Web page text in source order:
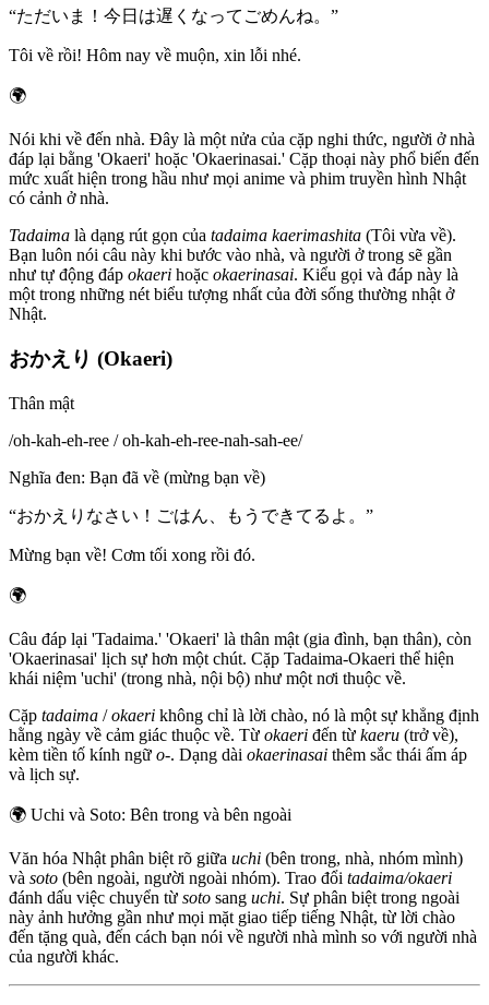
“ただいま！今日は遅くなってごめんね。 ”
Tôi về rồi! Hôm nay về muộn, xin lỗi nhé.
🌍
Nói khi về đến nhà. Đây là một nửa của cặp nghi thức, người ở nhà
đáp lại bằng 'Okaeri' hoặc 'Okaerinasai.' Cặp thoại này phổ biến đến
mức xuất hiện trong hầu như mọi anime và phim truyền hình Nhật
có cảnh ở nhà.
Tadaima là dạng rút gọn của tadaima kaerimashita (Tôi vừa về).
Bạn luôn nói câu này khi bước vào nhà, và người ở trong sẽ gần
như tự động đáp okaeri hoặc okaerinasai. Kiểu gọi và đáp này là
một trong những nét biểu tượng nhất của đời sống thường nhật ở
Nhật.
おかえり (Okaeri)
Thân mật
/oh-kah-eh-ree / oh-kah-eh-ree-nah-sah-ee/
Nghĩa đen: Bạn đã về (mừng bạn về)
“おかえりなさい！ごはん、もうできてるよ。 ”
Mừng bạn về! Cơm tối xong rồi đó.
🌍
Câu đáp lại 'Tadaima.' 'Okaeri' là thân mật (gia đình, bạn thân), còn
'Okaerinasai' lịch sự hơn một chút. Cặp Tadaima-Okaeri thể hiện
khái niệm 'uchi' (trong nhà, nội bộ) như một nơi thuộc về.
Cặp tadaima /okaeri không chỉ là lời chào, nó là một sự khẳng định
hằng ngày về cảm giác thuộc về. Từ okaeri đến từ kaeru (trở về),
kèm tiền tố kính ngữ o-. Dạng dài okaerinasai thêm sắc thái ấm áp
và lịch sự.
🌍 Uchi và Soto: Bên trong và bên ngoài
Văn hóa Nhật phân biệt rõ giữa uchi (bên trong, nhà, nhóm mình)
và soto (bên ngoài, người ngoài nhóm). Trao đổi tadaima/okaeri
đánh dấu việc chuyển từ soto sang uchi. Sự phân biệt trong ngoài
này ảnh hưởng gần như mọi mặt giao tiếp tiếng Nhật, từ lời chào
đến tặng quà, đến cách bạn nói về người nhà mình so với người nhà
của người khác.